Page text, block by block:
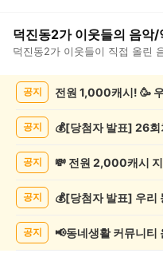
덕진동2가이웃들의 음악/
덕진동2가 이웃들이 직접 올린
악/
글
공지 전원 1,000캐시! 🥳
공지
공지
공지
공지 📢동네생활 커뮤니